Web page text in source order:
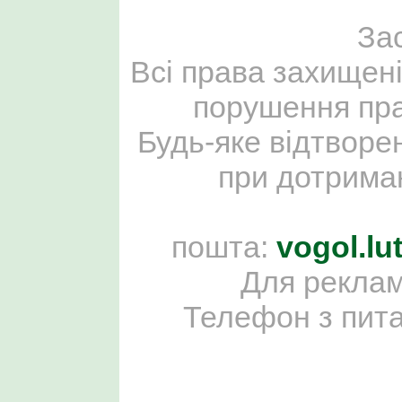
Всі права
порушення
Будь-яке
при
пошта:
Для
Телефон з